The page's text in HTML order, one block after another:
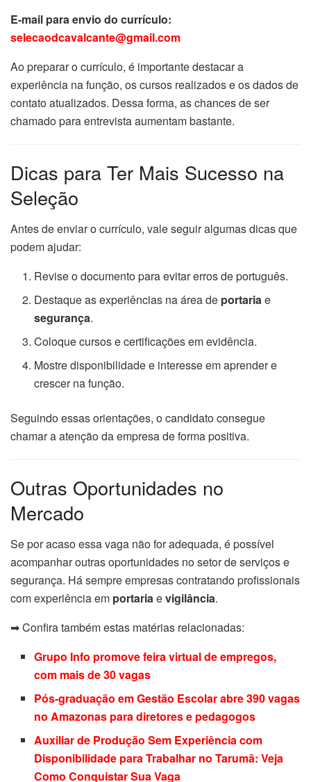
E-mail para envio do currículo:
selecaodcavalcante@gmail.com
Ao preparar o currículo, é importante destacar a
experiência na função, os cursos realizados e os dados de
contato atualizados. Dessa forma, as chances de ser
chamado para entrevista aumentam bastante.
Dicas para Ter Mais Sucesso na
Seleção
Antes de enviar o currículo, vale seguir algumas dicas que
podem ajudar:
Revise o documento para evitar erros de português.
Destaque as experiências na área de portariae
segurança.
Coloque cursos e certificações em evidência.
Mostre disponibilidade e interesse em aprender e
crescer na função.
Seguindo essas orientações, o candidato consegue
chamar a atenção da empresa de forma positiva.
Outras Oportunidades no
Mercado
Se por acaso essa vaga não for adequada, é possível
acompanhar outras oportunidades no setor de serviços e
segurança. Há sempre empresas contratando profissionais
com experiência em portariaevigilância.
➡ Confira também estas matérias relacionadas:
Grupo Info promove feira virtual de empregos,
com mais de 30 vagas
Pós-graduação em Gestão Escolar abre 390 vagas
no Amazonas para diretores e pedagogos
Auxiliar de Produção Sem Experiência com
Disponibilidade para Trabalhar no Tarumã: Veja
Como Conquistar Sua Vaga